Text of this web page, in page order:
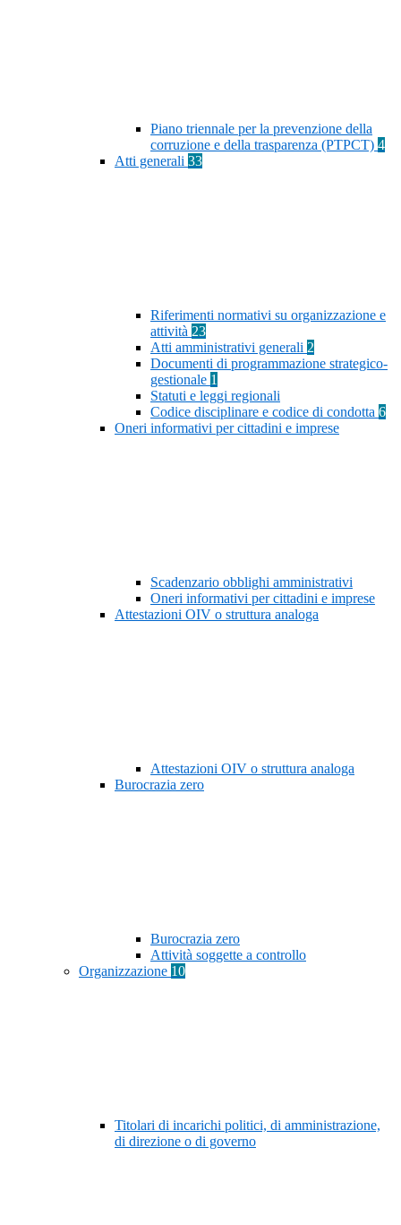
Piano triennale per la prevenzione della
corruzione e della trasparenza (PTPCT) 4
Atti generali 33
Riferimenti normativi su organizzazione e
attività 23
Atti amministrativi generali 2
Documenti di programmazione strategico-
gestionale 1
Statuti e leggi regionali
Codice disciplinare e codice di condotta 6
Oneri informativi per cittadini e imprese
Scadenzario obblighi amministrativi
Oneri informativi per cittadini e imprese
Attestazioni OIV o struttura analoga
Attestazioni OIV o struttura analoga
Burocrazia zero
Burocrazia zero
Attività soggette a controllo
Organizzazione 10
Titolari di incarichi politici, di amministrazione,
di direzione o di governo